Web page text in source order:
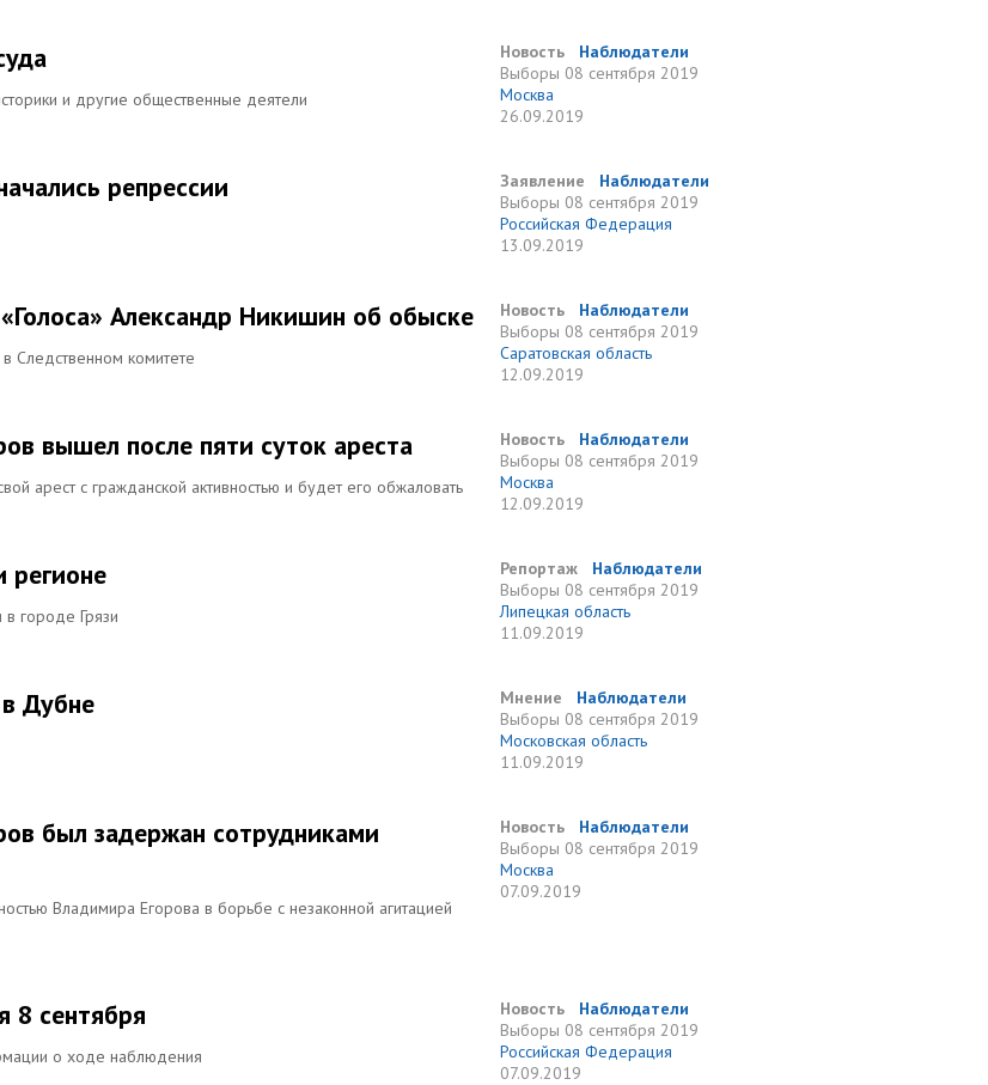
и другие общественные деятели
Новость
Наблюдатели
Выборы 08 сентября 2019
Москва
26.09.2019
репрессии Заявление
Наблюдатели
Выборы 08 сентября 2019
Российская Федерация
13.09.2019
Александр Никишин об обыске
Следственном комитете
Новость
Наблюдатели
Выборы 08 сентября 2019
Саратовская область
12.09.2019
вышел после пяти суток ареста
арест с гражданской активностью и будет его обжаловать
Новость
Наблюдатели
Выборы 08 сентября 2019
Москва
12.09.2019
регионе
в городе Грязи
Репортаж
Наблюдатели
Выборы 08 сентября 2019
Липецкая область
11.09.2019
Дубне Мнение
Наблюдатели
Выборы 08 сентября 2019
Московская область
11.09.2019
был задержан сотрудниками
Владимира Егорова в борьбе с незаконной агитацией
Новость
Наблюдатели
Выборы 08 сентября 2019
Москва
07.09.2019
8 сентября
о ходе наблюдения
Новость
Наблюдатели
Выборы 08 сентября 2019
Российская Федерация
07.09.2019